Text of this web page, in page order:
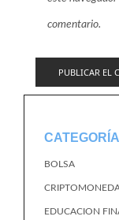
comentario.
BOLSA
EDUCACION